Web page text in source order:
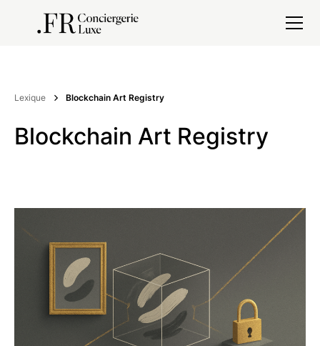
Lexique Blockchain Art Registry
Blockchain Art Registry